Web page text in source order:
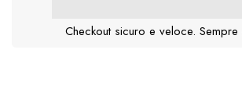
Checkout sicuro e veloce. Sempre